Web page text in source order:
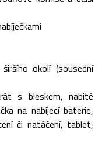
okolí (sousední
s bleskem, nabité
na nabíjecí baterie,
či natáčení, tablet,